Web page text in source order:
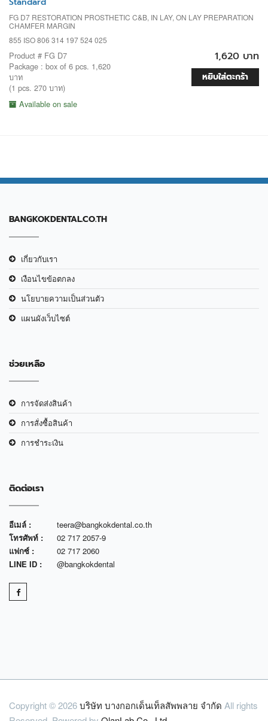
FG D7 RESTORATION PROSTHETIC C&B, IN LAY, ON LAY PREPARATION
CHAMFER MARGIN
855 ISO 806 314 197 524 025
Product # FG D7
Package : box of 6 pcs. 1,620
บาท
(1 pcs. 270 บาท)
Available on sale
1,620 บาท
หยิบใส่ตะกร้า
BANGKOKDENTAL.CO.TH
เกี่ยวกับเรา
เงือนไขข้อตกลง
นโยบายความเป็นส่วนตัว
แผนผังเว็บไซต์
ช่วยเหลือ
การจัดส่งสินค้า
การสั่งซื้อสินค้า
การชำระเงิน
ติดต่อเรา
อีเมล์ :
teera@bangkokdental.co.th
โทรศัพท์ :
02 717 2057-9
แฟกซ์ :
02 717 2060
LINE ID :
@bangkokdental
Copyright © 2026บริษัท บางกอกเด็นเท็ลสัพพลาย จำกัด All rights